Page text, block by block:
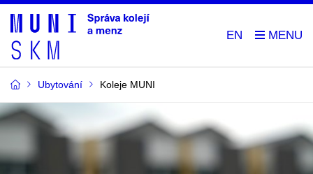
EN
Ubytování Koleje MUNI